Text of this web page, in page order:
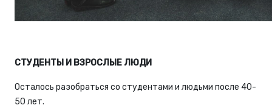
СТУДЕНТЫ И ВЗРОСЛЫЕ ЛЮДИ
Осталось разобраться со студентами и людьми после 40-
50 лет.